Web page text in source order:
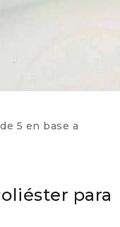
de 5 en base a
para